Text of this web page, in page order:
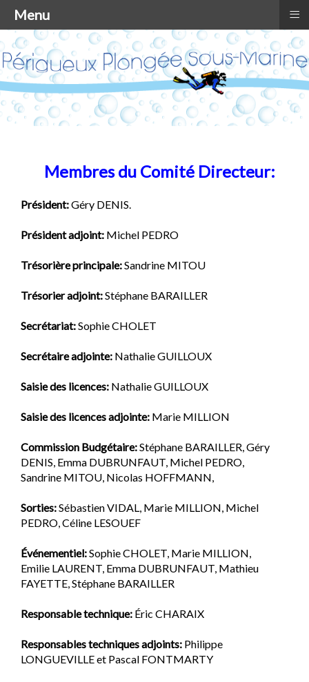
Membres du Comité Directeur:
Président:Géry DENIS.
Président adjoint: Michel PEDRO
Trésorière principale:Sandrine MITOU
Trésorier adjoint:Stéphane BARAILLER
Secrétariat:Sophie CHOLET
Secrétaire adjointe: Nathalie GUILLOUX
Saisie des licences: Nathalie GUILLOUX
Saisie des licences adjointe: Marie MILLION
Commission Budgétaire:Stéphane BARAILLER, Géry
DENIS, Emma DUBRUNFAUT, Michel PEDRO,
Sandrine MITOU, Nicolas HOFFMANN,
Sorties:Sébastien VIDAL, Marie MILLION, Michel
PEDRO, Céline LESOUEF
Événementiel:Sophie CHOLET, Marie MILLION,
Emilie LAURENT, Emma DUBRUNFAUT, Mathieu
FAYETTE, Stéphane BARAILLER
Responsable technique: Éric CHARAIX
Responsables techniques adjoints: Philippe
LONGUEVILLE et Pascal FONTMARTY
Menu ≡